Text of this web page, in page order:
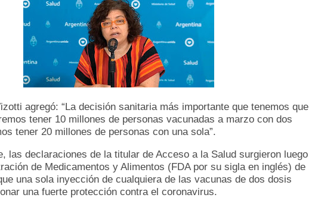
agregó: “La decisión sanitaria más importante que tenemos que
tener 10 millones de personas vacunadas a marzo con dos
tener 20 millones de personas con una sola”.
las declaraciones de la titular de Acceso a la Salud surgieron luego
de Medicamentos y Alimentos (FDA por su sigla en inglés) de
una sola inyección de cualquiera de las vacunas de dos dosis
una fuerte protección contra el coronavirus.